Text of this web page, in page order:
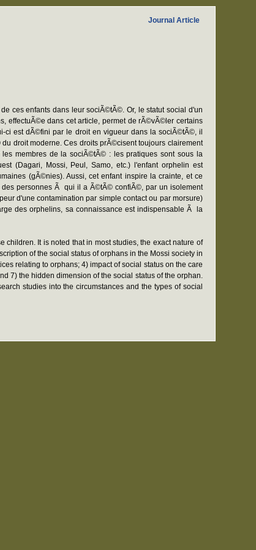
Journal Article
ces enfants dans leur sociÃ©tÃ©. Or, le statut social d'un
effectuÃ©e dans cet article, permet de rÃ©vÃ©ler certains
ci est dÃ©fini par le droit en vigueur dans la sociÃ©tÃ©, il
droit moderne. Ces droits prÃ©cisent toujours clairement
membres de la sociÃ©tÃ© : les pratiques sont sous la
(Dagari, Mossi, Peul, Samo, etc.) l'enfant orphelin est
(gÃ©nies). Aussi, cet enfant inspire la crainte, et ce
personnes Ã qui il a Ã©tÃ© confiÃ©, par un isolement
d'une contamination par simple contact ou par morsure)
des orphelins, sa connaissance est indispensable Ã la
It is noted that in most studies, the exact nature of
of the social status of orphans in the Mossi society in
relating to orphans; 4) impact of social status on the care
7) the hidden dimension of the social status of the orphan.
studies into the circumstances and the types of social